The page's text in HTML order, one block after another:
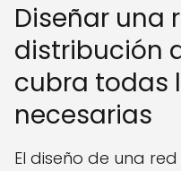
Diseñar una
distribución
cubra todas
necesarias
El diseño de una